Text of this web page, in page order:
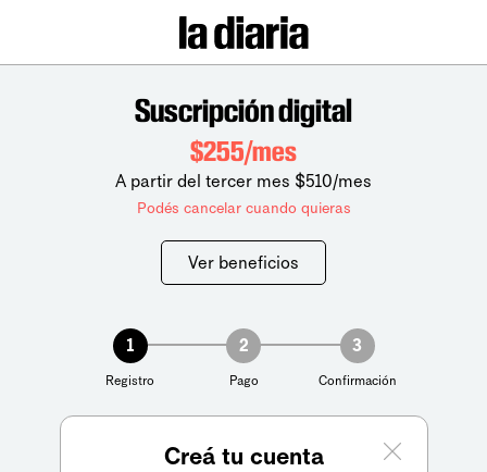
Suscripción digital
$255/mes
A partir del tercer mes $510/mes
Podés cancelar cuando quieras
Ver beneficios
1
Registro
2
Pago
3
Confirmación
Creá tu cuenta